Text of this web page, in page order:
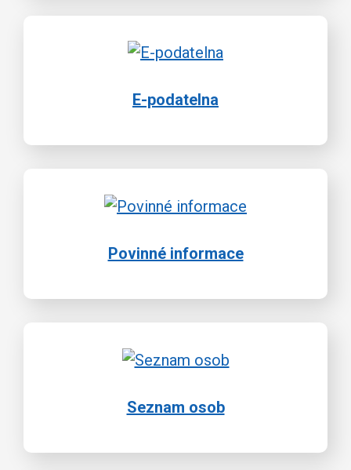
E-podatelna
Povinné informace
Seznam osob